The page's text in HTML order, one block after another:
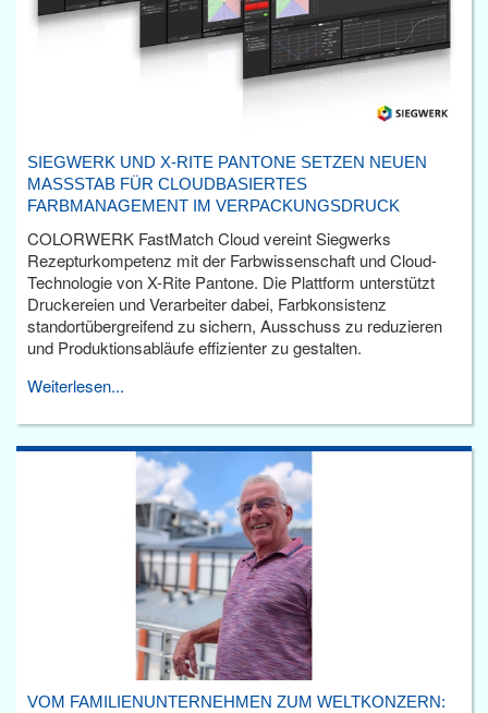
SIEGWERK UND X-RITE PANTONE SETZEN NEUEN
MASSSTAB FÜR CLOUDBASIERTES F
ARBMANAGEMENT IM VERPACKUNGSDRUCK
COLORWERK FastMatch Cloud vereint Siegwerks
Rezepturkompetenz mit der Farbwissenschaft und Cloud-
Technologie von X-Rite Pantone. Die Plattform unterstützt
Druckereien und Verarbeiter dabei, Farbkonsistenz
standortübergreifend zu sichern, Ausschuss zu reduzieren
und Produktionsabläufe effizienter zu gestalten.
Weiterlesen...
VOM FAMILIENUNTERNEHMEN ZUM WELTKONZERN: